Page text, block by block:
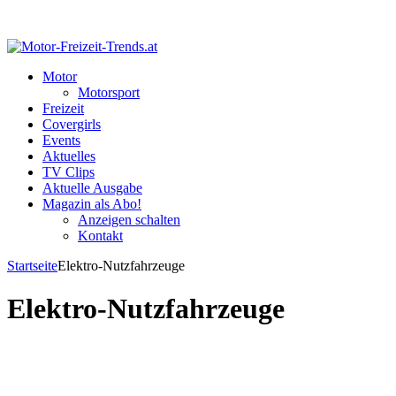
Motor
Motorsport
Freizeit
Covergirls
Events
Aktuelles
TV Clips
Aktuelle Ausgabe
Magazin als Abo!
Anzeigen schalten
Kontakt
StartseiteElektro-Nutzfahrzeuge
Elektro-Nutzfahrzeuge